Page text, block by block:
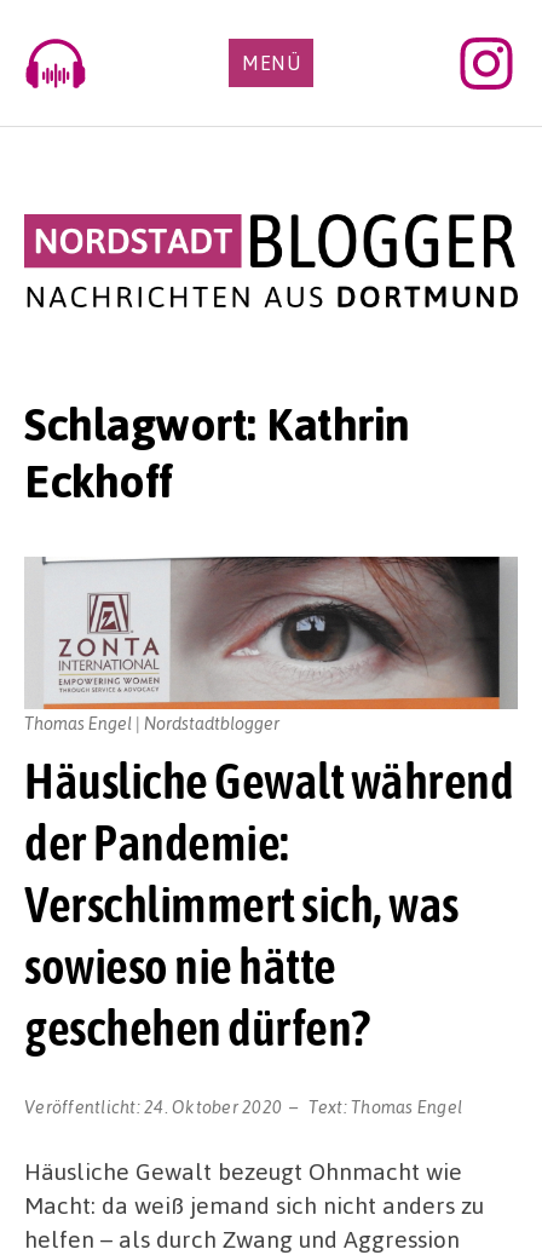
content
MENÜ
Schlagwort: Kathrin
Eckhoff
Häusliche Gewalt während
der Pandemie:
Verschlimmert sich, was
sowieso nie hätte
geschehen dürfen?
Veröffentlicht:24. Oktober 2020 Text:Thomas Engel
Thomas Engel | Nordstadtblogger
Häusliche Gewalt bezeugt Ohnmacht wie
Macht: da weiß jemand sich nicht anders zu
helfen – als durch Zwang und Aggression